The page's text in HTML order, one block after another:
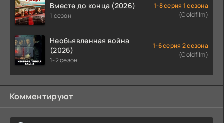
Вместе до конца (2026)
1 сезон
1-8 серия 1 сезона
(Coldfilm)
Необъявленная война
(2026)
1-2 сезон
1-6 серия 2 сезона
(Coldfilm)
Комментируют